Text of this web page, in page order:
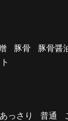
豚骨 豚骨醤
あっさり 普通